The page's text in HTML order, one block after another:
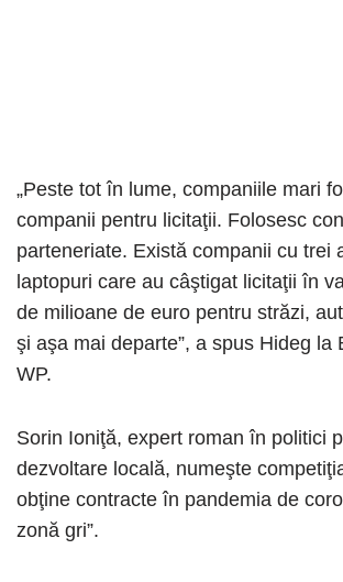
„Peste tot în lume, companiile mari
companii pentru licitaţii. Folosesc
parteneriate. Există companii cu trei
laptopuri care au câştigat licitaţii în
de milioane de euro pentru străzi,
şi aşa mai departe”, a spus Hideg la
WP.
Sorin Ioniţă, expert roman în politici
dezvoltare locală, numeşte
obţine contracte în pandemia de
zonă gri”.